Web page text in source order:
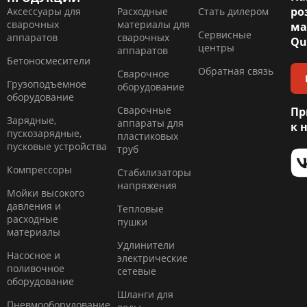
Аксессуары для
сварочных
аппаратов
Бетоносмесители
Грузоподъемное
оборудование
Зарядные,
пускозарядные,
пусковые устройства
Компресcоры
Мойки высокого
давления и
расходные
материалы
Насосное и
поливочное
оборудование
Расходные
материалы для
сварочных
аппаратов
Сварочное
оборудование
Сварочные
аппараты для
пластиковых
труб
Стабилизаторы
напряжения
Тепловые
пушки
Удлинители
электрические
сетевые
Шланги для
Стать дилером
Сервисные
центры
Обратная связь
к